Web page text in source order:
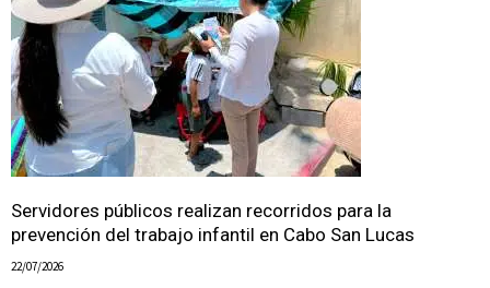
Servidores públicos realizan recorridos para la
prevención del trabajo infantil en Cabo San Lucas
22/07/2026